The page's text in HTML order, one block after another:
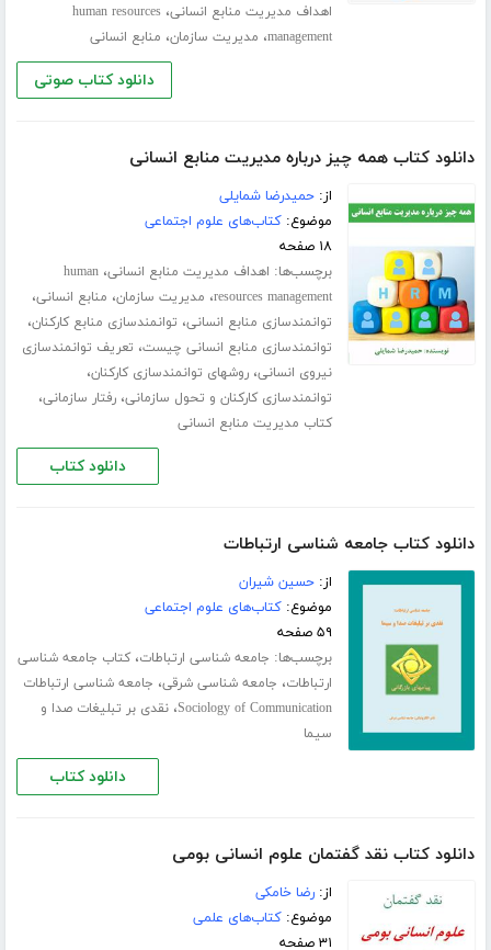
اهداف مدیریت منابع انسانی،human resources
management، مدیریت سازمان، منابع انسانی
دانلود کتاب صوتی
دانلود کتاب همه چیز درباره مدیریت منابع انسانی
از:حمیدرضا شمایلی
موضوع:کتاب‌های علوم اجتماعی
۱۸ صفحه
برچسب‌ها: اهداف مدیریت منابع انسانی،human
resources management، مدیریت سازمان، منابع انسانی،
توانمندسازی منابع انسانی، توانمندسازی منابع کارکنان،
توانمندسازی منابع انسانی چیست، تعریف توانمندسازی
نیروی انسانی،روشهای توانمندسازی کارکنان،
توانمندسازی کارکنان و تحول سازمانی،رفتار سازمانی،
کتاب مدیریت منابع انسانی
دانلود کتاب
دانلود کتاب جامعه شناسی ارتباطات
از:حسین شیران
موضوع:کتاب‌های علوم اجتماعی
۵۹ صفحه
برچسب‌ها: جامعه شناسی ارتباطات،کتاب جامعه شناسی
ارتباطات، جامعه شناسی شرقی، جامعه شناسی ارتباطات
Sociology of Communication،نقدی بر تبلیغات صدا و
سیما
دانلود کتاب
دانلود کتاب نقد گفتمان علوم انسانی بومی
از:رضا خامکی
موضوع:کتاب‌های علمی
۳۱ صفحه